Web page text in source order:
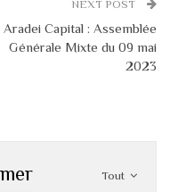
NEXT POST
Aradei Capital : Assemblée
Générale Mixte du 09 mai
2023
Tout